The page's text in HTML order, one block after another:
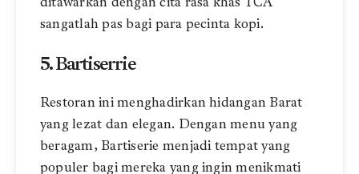
sangatlah pas bagi para pecinta kopi.
5. Bartiserrie
Restoran ini menghadirkan hidangan Barat
yang lezat dan elegan. Dengan menu yang
beragam, Bartiserie menjadi tempat yang
populer bagi mereka yang ingin menikmati